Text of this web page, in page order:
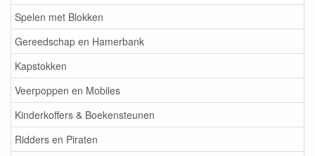
Spelen met Blokken
Gereedschap en Hamerbank
Kapstokken
Veerpoppen en Mobiles
Kinderkoffers & Boekensteunen
Ridders en Piraten